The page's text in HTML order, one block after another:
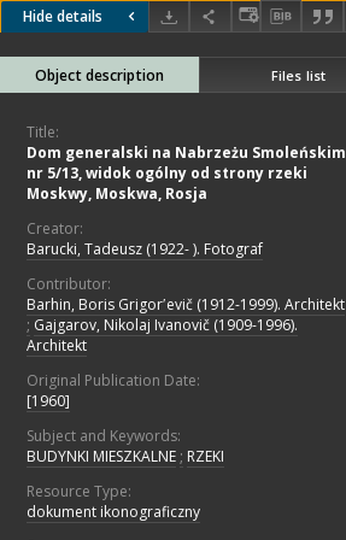
Hide details
Object description Files list
Title:
Dom generalski na Nabrzeżu Smoleńskim
nr 5/13, widok ogólny od strony rzeki
Moskwy, Moskwa, Rosja
Creator:
Barucki, Tadeusz (1922- ). Fotograf
Contributor:
Barhin, Boris Grigorʹevič (1912-1999). Architekt
; Gajgarov, Nikolaj Ivanovič (1909-1996).
Architekt
Original Publication Date:
[1960]
Subject and Keywords:
BUDYNKI MIESZKALNE ; RZEKI
Resource Type:
dokument ikonograficzny